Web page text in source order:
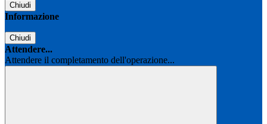
Chiudi
Informazione
Chiudi
Attendere...
Attendere il completamento dell'operazione...